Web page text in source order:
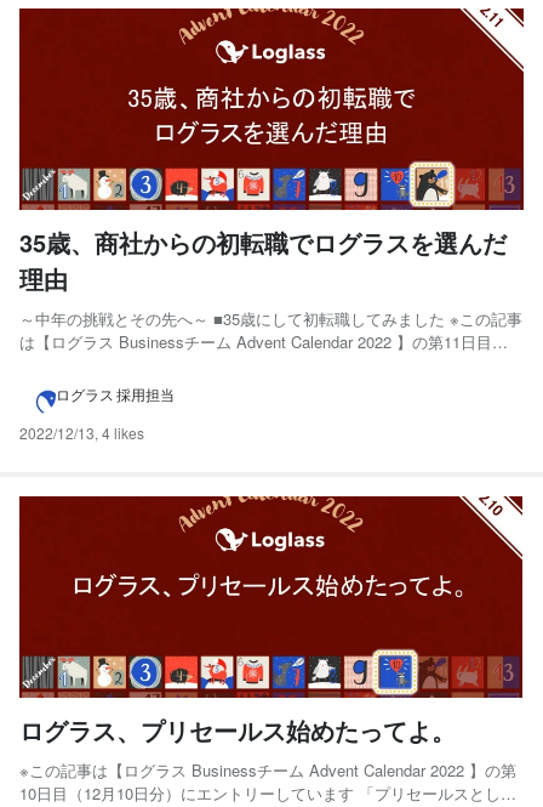
35歳、商社からの初転職でログラスを選んだ
理由
～中年の挑戦とその先へ～ ■35歳にして初転職してみました ※この記事
は【ログラス Businessチーム Advent Calendar 2022 】の第11日目
チーム Advent Calendar 2022 - Adventar ...
ログラス 採用担当
2022/12/13, 4 likes
ログラス、プリセールス始めたってよ。
※この記事は【ログラス Businessチーム Advent Calendar 2022 】の第
10日目（12月10日分）にエントリーしています 「プリセールスとして